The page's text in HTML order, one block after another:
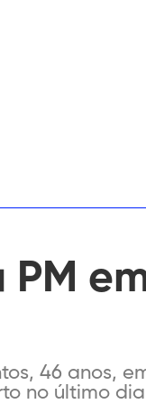
46 anos,
no último dia